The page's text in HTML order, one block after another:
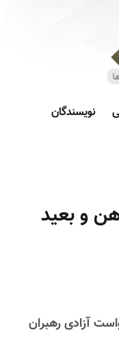
نویسندگان
و بعید
آزادی رهبران